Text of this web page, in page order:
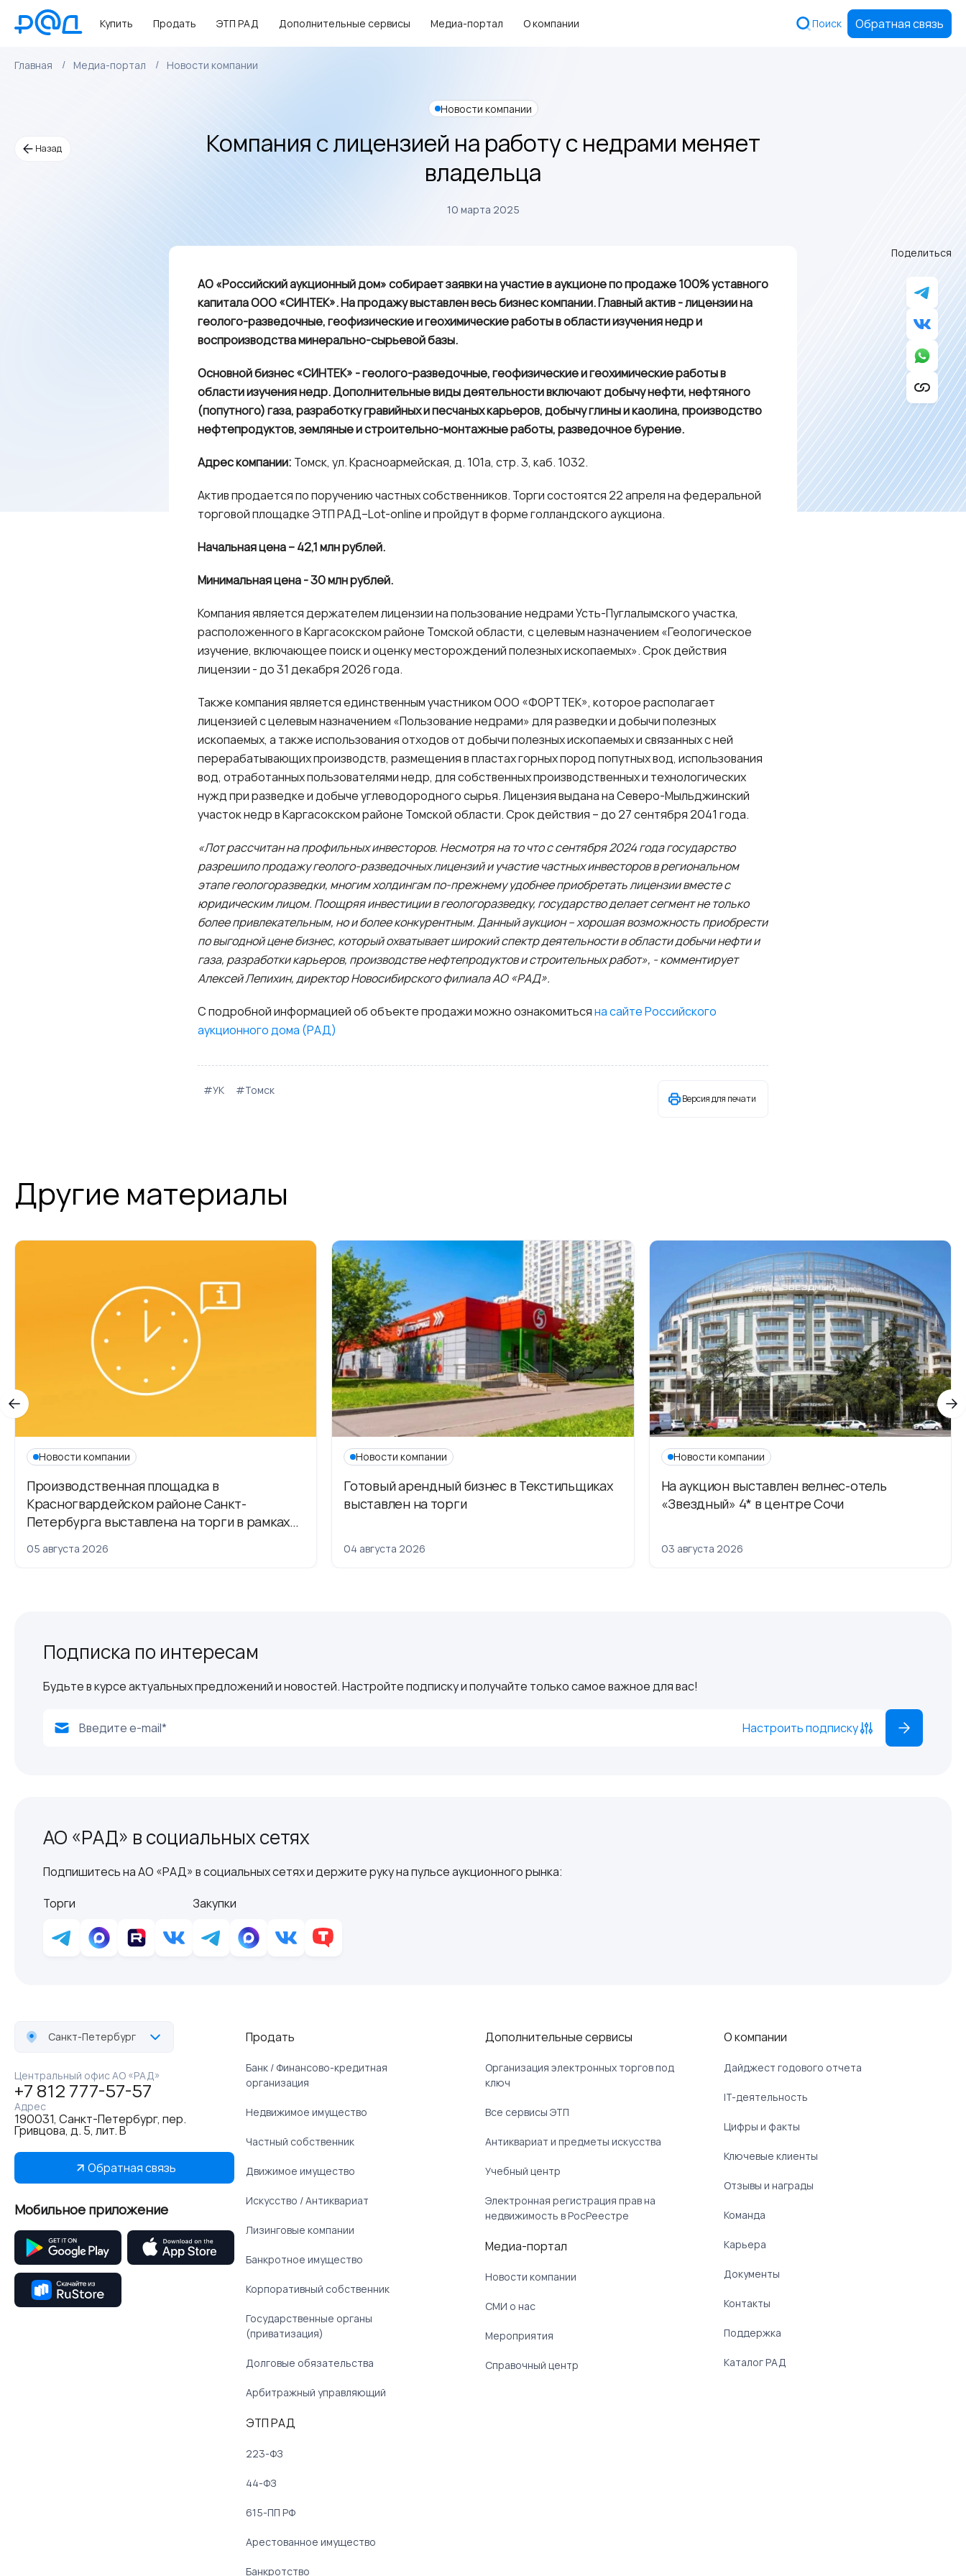
Купить Продать ЭТП РАД Дополнительные сервисы Медиа-портал О компании Поиск Обратная связь
Главная Медиа-портал Новости компании
Назад
Новости компании
Компания с лицензией на работу с недрами меняет
владельца
10 марта 2025
АО «Российский аукционный дом» собирает заявки на участие в аукционе по продаже 100% уставного
капитала ООО «СИНТЕК». На продажу выставлен весь бизнес компании. Главный актив - лицензии на
геолого-разведочные, геофизические и геохимические работы в области изучения недр и
воспроизводства минерально-сырьевой базы.
Основной бизнес «СИНТЕК» - геолого-разведочные, геофизические и геохимические работы в
области изучения недр. Дополнительные виды деятельности включают добычу нефти, нефтяного
(попутного) газа, разработку гравийных и песчаных карьеров, добычу глины и каолина, производство
нефтепродуктов, земляные и строительно-монтажные работы, разведочное бурение.
Адрес компании: Томск, ул. Красноармейская, д. 101а, стр. 3, каб. 1032.
Актив продается по поручению частных собственников. Торги состоятся 22 апреля на федеральной
торговой площадке ЭТП РАД–Lot-online и пройдут в форме голландского аукциона.
Начальная цена – 42,1 млн рублей.
Минимальная цена - 30 млн рублей.
Компания является держателем лицензии на пользование недрами Усть-Пуглалымского участка,
расположенного в Каргасокском районе Томской области, с целевым назначением «Геологическое
изучение, включающее поиск и оценку месторождений полезных ископаемых». Срок действия
лицензии - до 31 декабря 2026 года.
Также компания является единственным участником ООО «ФОРТТЕК», которое располагает
лицензией с целевым назначением «Пользование недрами» для разведки и добычи полезных
ископаемых, а также использования отходов от добычи полезных ископаемых и связанных с ней
перерабатывающих производств, размещения в пластах горных пород попутных вод, использования
вод, отработанных пользователями недр, для собственных производственных и технологических
нужд при разведке и добыче углеводородного сырья. Лицензия выдана на Северо-Мыльджинский
участок недр в Каргасокском районе Томской области. Срок действия – до 27 сентября 2041 года.
«Лот рассчитан на профильных инвесторов. Несмотря на то что с сентября 2024 года государство
разрешило продажу геолого-разведочных лицензий и участие частных инвесторов в региональном
этапе геологоразведки, многим холдингам по-прежнему удобнее приобретать лицензии вместе с
юридическим лицом. Поощряя инвестиции в геологоразведку, государство делает сегмент не только
более привлекательным, но и более конкурентным. Данный аукцион – хорошая возможность приобрести
по выгодной цене бизнес, который охватывает широкий спектр деятельности в области добычи нефти и
газа, разработки карьеров, производстве нефтепродуктов и строительных работ», - комментирует
Алексей Лепихин, директор Новосибирского филиала АО «РАД».
С подробной информацией об объекте продажи можно ознакомитьсяна сайте Российского
аукционного дома (РАД)
#УК #Томск
Версия для печати
Поделиться
Другие материалы
Новости компании
Производственная площадка в
Красногвардейском районе Санкт-
Петербурга выставлена на торги в рамках
05 августа 2026
Новости компании
Готовый арендный бизнес в Текстильщиках
выставлен на торги
04 августа 2026
Новости компании
На аукцион выставлен велнес-отель
«Звездный» 4* в центре Сочи
03 августа 2026
Подписка по интересам
Будьте в курсе актуальных предложений и новостей. Настройте подписку и получайте только самое важное для вас!
Настроить подписку
АО «РАД» в социальных сетях
Подпишитесь на АО «РАД» в социальных сетях и держите руку на пульсе аукционного рынка:
Торги
Закупки
Санкт-Петербург
Центральный офис АО «РАД»
+7 812 777-57-57
Адрес
190031, Санкт-Петербург, пер.
Гривцова, д. 5, лит. В
Обратная связь
Мобильное приложение
Продать
Банк / Финансово-кредитная
организация
Недвижимое имущество
Частный собственник
Движимое имущество
Искусство / Антиквариат
Лизинговые компании
Банкротное имущество
Корпоративный собственник
Государственные органы
(приватизация)
Долговые обязательства
Арбитражный управляющий
ЭТП РАД
223-ФЗ
44-ФЗ
615-ПП РФ
Арестованное имущество
Банкротство
Дополнительные сервисы
Организация электронных торгов под
ключ
Все сервисы ЭТП
Антиквариат и предметы искусства
Учебный центр
Электронная регистрация прав на
недвижимость в РосРеестре
Медиа-портал
Новости компании
СМИ о нас
Мероприятия
Справочный центр
О компании
Дайджест годового отчета
IT-деятельность
Цифры и факты
Ключевые клиенты
Отзывы и награды
Команда
Карьера
Документы
Контакты
Поддержка
Каталог РАД